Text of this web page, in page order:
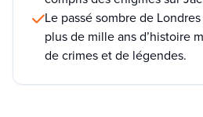
Le passé sombre de
plus de mille ans d’histoire
de crimes et de légendes.